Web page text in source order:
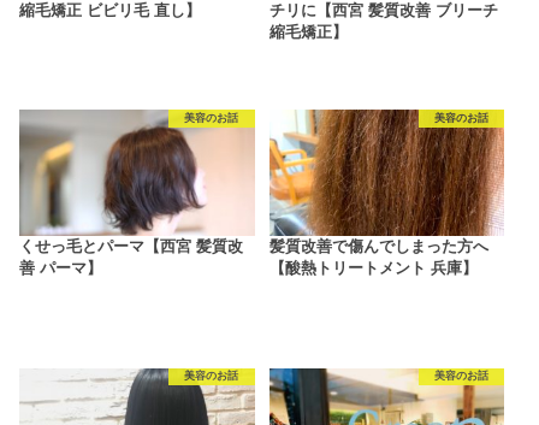
縮毛矯正 ビビリ毛 直し】
チリに【西宮 髪質改善 ブリーチ
縮毛矯正】
美容のお話
くせっ毛とパーマ【西宮 髪質改
善 パーマ】
美容のお話
髪質改善で傷んでしまった方へ
【酸熱トリートメント 兵庫】
美容のお話 美容のお話